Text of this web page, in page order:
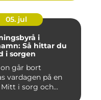
05. jul
i
Så hittar du
i sorgen
går bort
vardagen på en
i sorg och...